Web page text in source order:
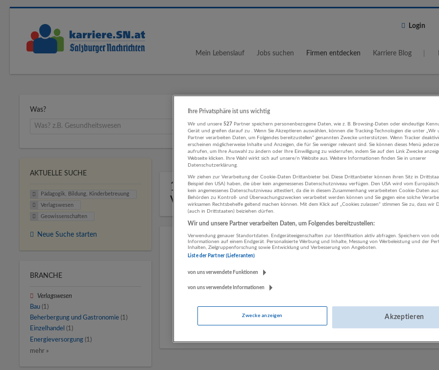
Login
Mein Lebenslauf Jobs suchen Firmen entdecken Karriere Blog
Was? Wo?
5 km
1 Pädagogik, Bildung, Kinderbetreuung
Verlagswesen Unternehmen
LUGSTEIN CONSULTING
Bergheim bei Salzburg
Gesundheitswesen | Herstellung von Waren | IT-Dienstleistungen |
Öffentliche Verwaltung | Rechtsberatung und Wirtschaftsprüfung |
Sonstige Dienstleistungen | Sozialwesen | Verkehr | Verlagswesen |
AKTUELLE SUCHE
Pädagogik, Bildung, Kinderbetreuung
Verlagswesen
Geowissenschaften
Neue Suche starten
BRANCHE
Verlagswesen
Bau (1)
Beherbergung und Gastronomie (1)
Einzelhandel (1)
Energieversorgung (1)
mehr »
Ihre Privatsphäre ist uns wichtig
Wir und unsere 527 Partner speichern personenbezogene Daten, wie z. B. Browsing-Daten oder eindeutige
Gerät und greifen darauf zu . Wenn Sie Akzeptieren auswählen, können die Tracking-Technologien die unter „Wir
Partner verarbeiten Daten, um Folgendes bereitzustellen“ genannten Zwecke unterstützen. Wenn Tracker
erscheinen möglicherweise Inhalte und Anzeigen, die für Sie weniger relevant sind. Sie können dieses Menü
aufrufen, um Ihre Auswahl zu ändern oder Ihre Einwilligung zu widerrufen, indem Sie auf den Link Zwecke
Webseite klicken. Ihre Wahl wirkt sich auf unsere/n Website aus. Weitere Informationen finden Sie in unserer
Datenschutzerklärung.
Wir ziehen zur Verarbeitung der Cookie-Daten Drittanbieter bei. Diese Drittanbieter können ihren Sitz in
Beispiel den USA) haben, die über kein angemessenes Datenschutzniveau verfügen. Den USA wird vom
kein angemessenes Datenschutzniveau attestiert, da die in diesem Zusammenhang verarbeiteten Cookie-Daten
Behörden zu Kontroll- und Überwachungszwecken verarbeitet werden können und Sie gegen eine solche
wirksamen Rechtsbehelfe geltend machen können. Mit dem Klick auf „Cookies zulassen“ stimmen Sie zu, dass wir
(auch in Drittstaaten) beiziehen dürfen.
Wir und unsere Partner verarbeiten Daten, um Folgendes bereitzustellen:
Verwendung genauer Standortdaten. Endgeräteeigenschaften zur Identifikation aktiv abfragen. Speichern von
Informationen auf einem Endgerät. Personalisierte Werbung und Inhalte, Messung von Werbeleistung und der
Inhalten, Zielgruppenforschung sowie Entwicklung und Verbesserung von Angeboten.
Liste der Partner (Lieferanten)
von uns verwendete Funktionen
von uns verwendete Informationen
Zwecke anzeigen Akzeptieren